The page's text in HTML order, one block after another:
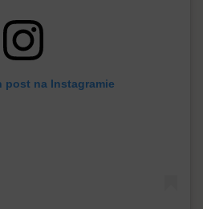
post na Instagramie